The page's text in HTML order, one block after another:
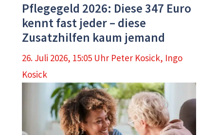
Pflegegeld 2026: Diese 347 Euro
kennt fast jeder – diese
Zusatzhilfen kaum jemand
26. Juli 2026, 15:05 Uhr Peter Kosick, Ingo
Kosick